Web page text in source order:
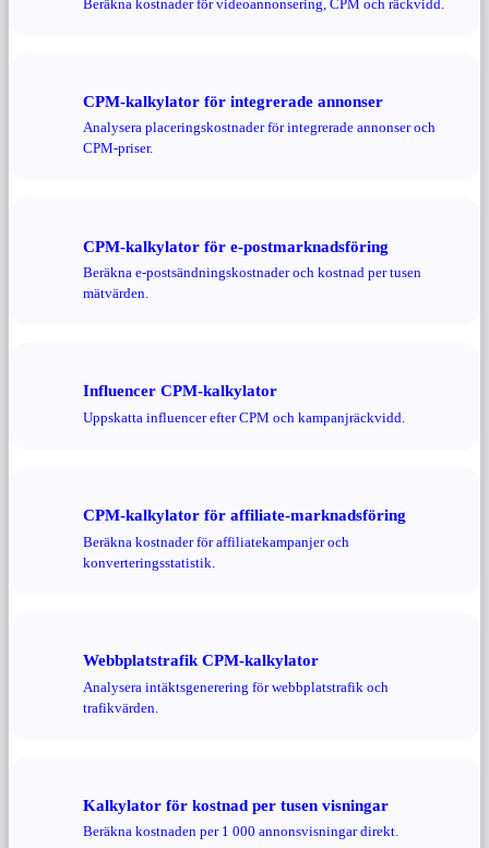
Beräkna kostnader för videoannonsering, CPM och räckvidd.
CPM-kalkylator för integrerade annonser
Analysera placeringskostnader för integrerade annonser och
CPM-priser.
CPM-kalkylator för e-postmarknadsföring
Beräkna e-postsändningskostnader och kostnad per tusen
mätvärden.
Influencer CPM-kalkylator
Uppskatta influencer efter CPM och kampanjräckvidd.
CPM-kalkylator för affiliate-marknadsföring
Beräkna kostnader för affiliatekampanjer och
konverteringsstatistik.
Webbplatstrafik CPM-kalkylator
Analysera intäktsgenerering för webbplatstrafik och
trafikvärden.
Kalkylator för kostnad per tusen visningar
Beräkna kostnaden per 1 000 annonsvisningar direkt.